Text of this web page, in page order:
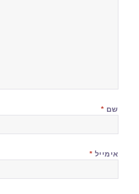
שם *
אימייל *